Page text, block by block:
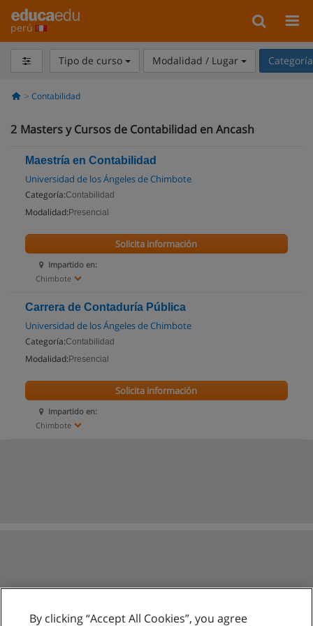
perú
Tipo de curso Modalidad / Lugar
Contabilidad
2 Masters y Cursos de Contabilidad en Ancash
Maestría en Contabilidad
Universidad de los Ángeles de Chimbote
Categoría:Contabilidad
Modalidad: Presencial
Impartido en:
Chimbote
Solicita información
Carrera de Contaduría Pública
Universidad de los Ángeles de Chimbote
Categoría:Contabilidad
Modalidad: Presencial
Impartido en:
Chimbote
Solicita información
By clicking “Accept All Cookies”, you agree